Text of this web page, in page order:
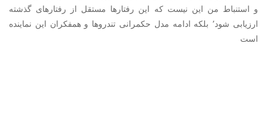
و استنباط من این نیست که این رفتار‌ها مستقل از رفتارهای گذشته
ارزیابی شود٬ بلکه ادامه مدل حکمرانی تندروها و همفکران این نماینده
است